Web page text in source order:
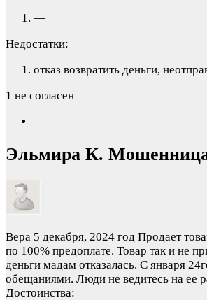
—
Недостатки:
отказ возвратить деньги,
1 не согласен
Эльмира К.
Вера 5 декабря, 2024 год Продает
по 100% предоплате. Товар так и не
деньги мадам отказалась. С января
обещаниями. Люди не ведитесь на ее
Достоинства: